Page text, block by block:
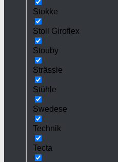
Stokke
Stoll Giroflex
Stouby
Strässle
Stühle
Swedese
Technik
Tecta